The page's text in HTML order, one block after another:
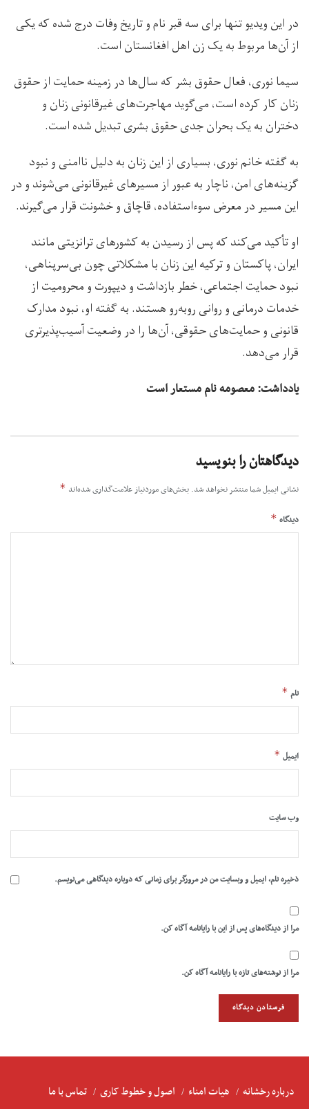
در این ویدیو تنها برای سه قبر نام و تاریخ وفات درج شده که یکی
از آن‌ها مربوط به یک زن اهل افغانستان است.
سیما نوری، فعال حقوق بشر که سال‌ها در زمینه حمایت از حقوق
زنان کار کرده است، می‌گوید مهاجرت‌های غیرقانونی زنان و
دختران به یک بحران جدی حقوق بشری تبدیل شده است.
به گفته خانم نوری، بسیاری از این زنان به دلیل ناامنی و نبود
گزینه‌های امن، ناچار به عبور از مسیرهای غیرقانونی می‌شوند و در
این مسیر در معرض سوءاستفاده، قاچاق و خشونت قرار می‌گیرند.
او تأکید می‌کند که پس از رسیدن به کشورهای ترانزیتی مانند
ایران، پاکستان و ترکیه این زنان با مشکلاتی چون بی‌سرپناهی،
نبود حمایت اجتماعی، خطر بازداشت و دیپورت و محرومیت از
خدمات درمانی و روانی روبه‌رو هستند. به گفته او، نبود مدارک
قانونی و حمایت‌های حقوقی، آن‌ها را در وضعیت آسیب‌پذیرتری
قرار می‌دهد.
یادداشت: معصومه نام مستعار است
دیدگاهتان را بنویسید
نشانی ایمیل شما منتشر نخواهد شد. بخش‌های موردنیاز علامت‌گذاری شده‌اند *
دیدگاه *
نام *
ایمیل *
وب‌ سایت
ذخیره نام، ایمیل و وبسایت من در مرورگر برای زمانی که دوباره دیدگاهی می‌نویسم.
مرا از دیدگاه‌های پس از این با رایانامه آگاه کن.
مرا از نوشته‌های تازه با رایانامه آگاه کن.
درباره رخشانه هیات امناء اصول و خطوط کاری تماس با ما